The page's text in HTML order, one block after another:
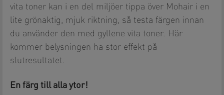
vita toner kan i en del miljöer tippa över Mohair i en
lite grönaktig, mjuk riktning, så testa färgen innan
du använder den med gyllene vita toner. Här
kommer belysningen ha stor effekt på
slutresultatet.
En färg till alla ytor!